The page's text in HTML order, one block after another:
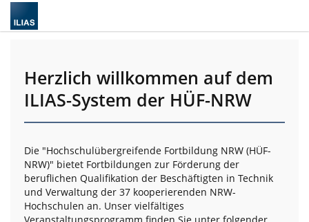
Herzlich willkommen auf dem
ILIAS-System der HÜF-NRW
Die "Hochschulübergreifende Fortbildung NRW (HÜF-
NRW)" bietet Fortbildungen zur Förderung der
beruflichen Qualifikation der Beschäftigten in Technik
und Verwaltung der 37 kooperierenden NRW-
Hochschulen an. Unser vielfältiges